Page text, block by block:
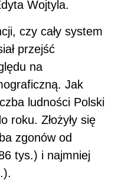
Wojtyla.
czy cały system
przejść
na
Jak
ludności Polski
roku. Złożyły się
zgonów od
tys.) i najmniej